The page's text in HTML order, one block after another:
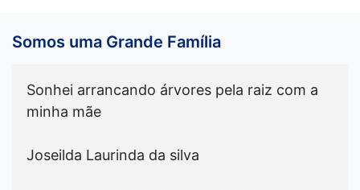
Somos uma Grande Família
Sonhei arrancando árvores pela raiz com a
minha mãe
Joseilda Laurinda da silva